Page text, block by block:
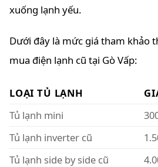
xuống lạnh yếu.
Dưới đây là mức giá tham khảo
mua điện lạnh cũ tại Gò Vấp:
LOẠI TỦ LẠNH
Tủ lạnh mini
Tủ lạnh inverter cũ
Tủ lạnh side by side cũ